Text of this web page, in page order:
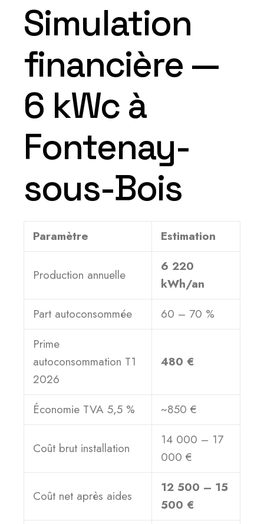
Simulation
financière —
6 kWc à
Fontenay-
sous-Bois
Paramètre Estimation
Production annuelle
6 220
kWh/an
Part autoconsommée
60 – 70 %
Prime
autoconsommation T1
2026
480 €
Économie TVA 5,5 % ~850 €
Coût brut installation
14 000 – 17
000 €
Coût net après aides
12 500 – 15
500 €